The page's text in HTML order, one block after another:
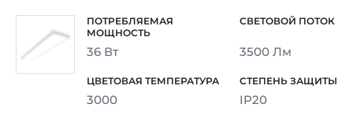
36 Вт 3500 Лм
3000 IP20